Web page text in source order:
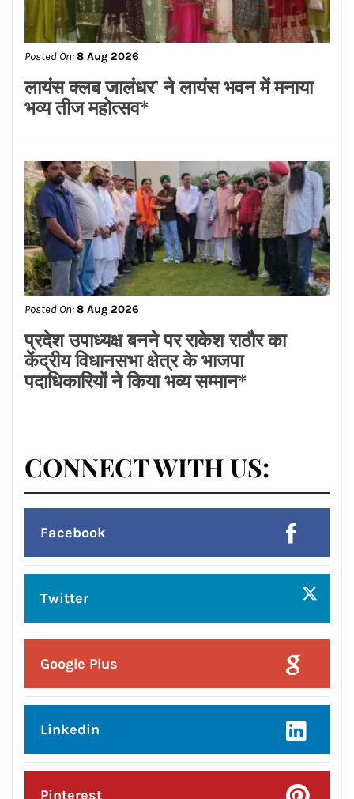
ਅਸ਼ੋਕ ਕੁਮਾਰ ਦਾ ਮ੍ਰਿਤਕ ਸਰੀਰ ਗਰੀਸ ਤੋਂ
ਭਾਰਤ ਪਹੁੰਚਿਆ
Posted On:8 Aug 2026
लायंस क्लब जालंधर’ ने लायंस भवन में मनाया
भव्य तीज महोत्सव*
केंद्रीय विधानसभा क्षेत्र के भाजपा
पदाधिकारियों ने किया भव्य सम्मान*
CONNECT WITH US:
Facebook
Twitter